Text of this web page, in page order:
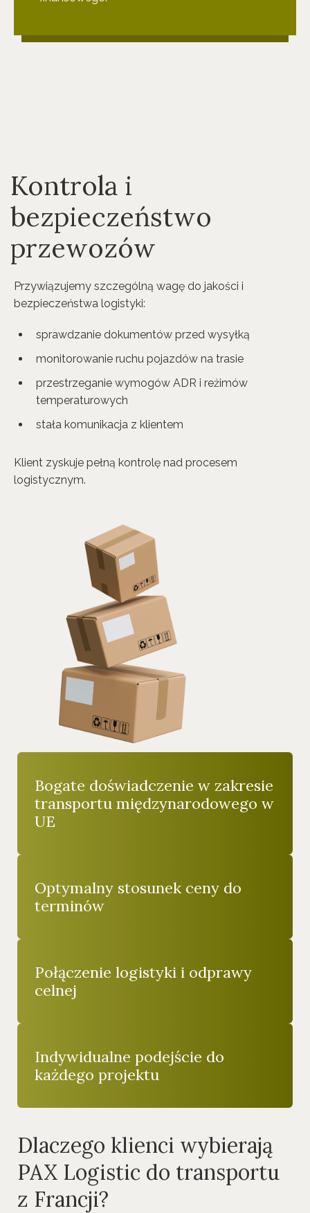
Kontrola i
bezpieczeństwo
przewozów
Przywiązujemy szczególną wagę do jakości i
bezpieczeństwa logistyki:
sprawdzanie dokumentów przed wysyłką
monitorowanie ruchu pojazdów na trasie
przestrzeganie wymogów ADR i reżimów
temperaturowych
stała komunikacja z klientem
Klient zyskuje pełną kontrolę nad procesem
logistycznym.
Bogate doświadczenie w zakresie
transportu międzynarodowego w
UE
Optymalny stosunek ceny do
terminów
Połączenie logistyki i odprawy
celnej
Indywidualne podejście do
każdego projektu
Dlaczego klienci wybierają
PAX Logistic do transportu
z Francji?